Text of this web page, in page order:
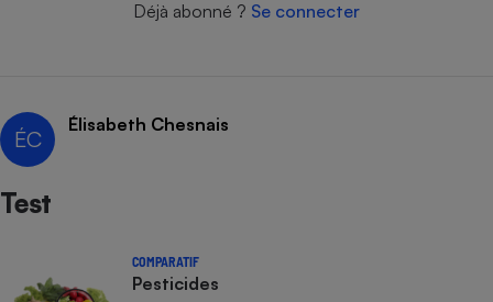
Déjà abonné ? Se connecter
ÉC
Élisabeth Chesnais
Test
COMPARATIF
Pesticides
Antivirus